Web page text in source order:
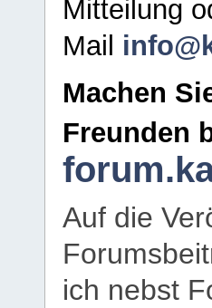
Mitteilung
Mail
Machen
Freunden
Auf die
ich nebst